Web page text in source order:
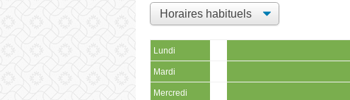
Lundi
Mardi
Mercredi